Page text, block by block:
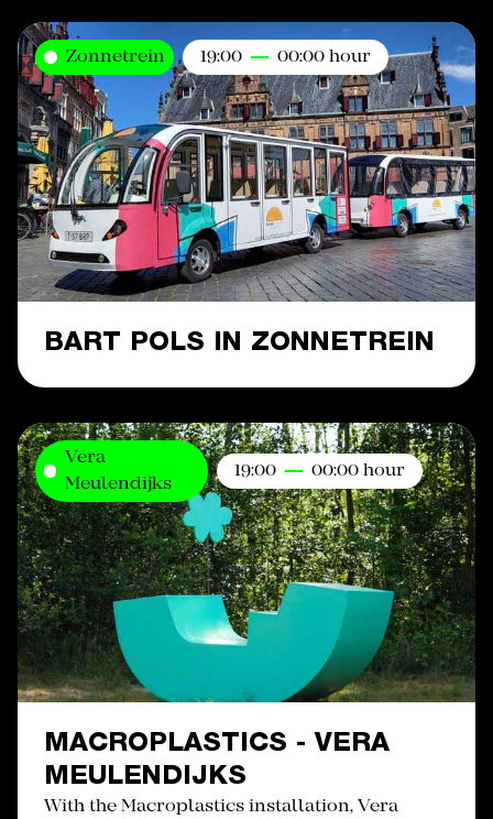
Zonnetrein 19:00 00:00 hour
BART POLS IN ZONNETREIN
Vera
Meulendijks
19:00 00:00 hour
MACROPLASTICS - VERA
MEULENDIJKS
With the Macroplastics installation, Vera